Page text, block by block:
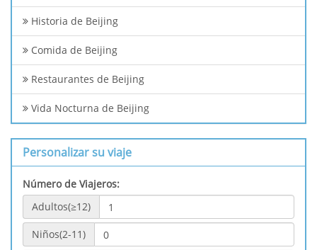
Historia de Beijing
Comida de Beijing
Restaurantes de Beijing
Vida Nocturna de Beijing
Personalizar su viaje
Número de Viajeros:
Adultos(≥12)
Niños(2-11)